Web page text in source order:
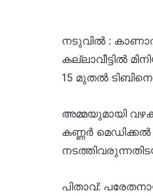
നടുവില്‍ :
കല്ലാവീട്ടില്‍
15 മുതല്‍
അമ്മയുമായി
കണ്ണര്‍
പിതാവ്: